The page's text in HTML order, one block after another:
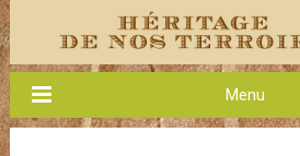
Menu